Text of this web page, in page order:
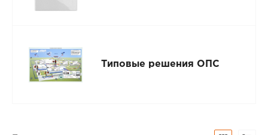
Типовые решения ОПС